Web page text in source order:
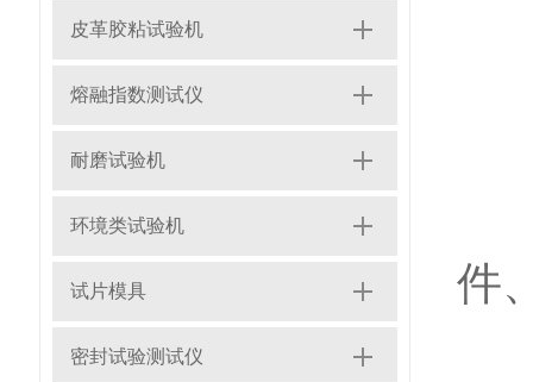
皮革胶粘试验机
熔融指数测试仪
耐磨试验机
环境类试验机
试片模具
密封试验测试仪
件